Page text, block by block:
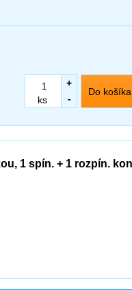
Do košíka
-
ks
+
1 spín. + 1 rozpín.